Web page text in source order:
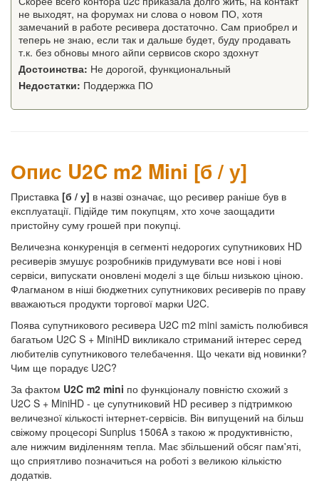
не выходят, на форумах ни слова о новом ПО, хотя
замечаний в работе ресивера достаточно. Сам приобрел и
теперь не знаю, если так и дальше будет, буду продавать
т.к. без обновы много айпи сервисов скоро здохнут
Достоинства: Не дорогой, функциональный
Недостатки: Поддержка ПО
Опис U2C m2 Mini [б / у]
Приставка [б / у] в назві означає, що ресивер раніше був в
експлуатації. Підійде тим покупцям, хто хоче заощадити
пристойну суму грошей при покупці.
Величезна конкуренція в сегменті недорогих супутникових HD
ресиверів змушує розробників придумувати все нові і нові
сервіси, випускати оновлені моделі з ще більш низькою ціною.
Флагманом в ніші бюджетних супутникових ресиверів по праву
вважаються продукти торгової марки U2C.
Поява супутникового ресивера U2C m2 mini замість полюбився
багатьом U2C S + MiniHD викликало стриманий інтерес серед
любителів супутникового телебачення. Що чекати від новинки?
Чим ще порадує U2C?
За фактом U2C m2 mini по функціоналу повністю схожий з
U2C S + MiniHD - це супутниковий HD ресивер з підтримкою
величезної кількості інтернет-сервісів. Він випущений на більш
свіжому процесорі Sunplus 1506A з такою ж продуктивністю,
але нижчим виділенням тепла. Має збільшений обсяг пам'яті,
що сприятливо позначиться на роботі з великою кількістю
додатків.